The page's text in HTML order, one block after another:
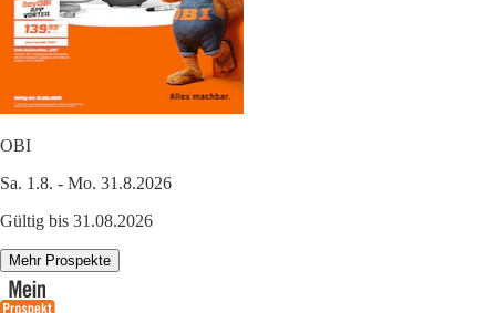
OBI
Sa. 1.8. - Mo. 31.8.2026
Gültig bis 31.08.2026
Mehr Prospekte